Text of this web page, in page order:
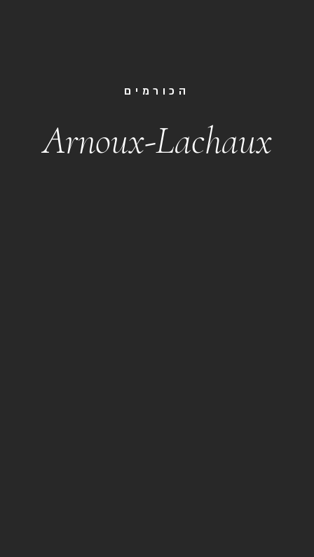
הכורמים
Arnoux-Lachaux